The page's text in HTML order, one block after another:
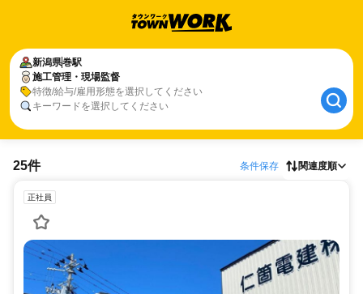
新潟県巻駅
施工管理・現場監督
特徴/給与/雇用形態を選択してください
キーワードを選択してください
25件 条件保存 関連度順
正社員